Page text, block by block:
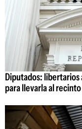
Diputados: libertarios
para llevarla al